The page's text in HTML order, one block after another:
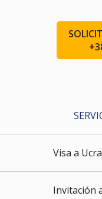
Visa a
Invitación